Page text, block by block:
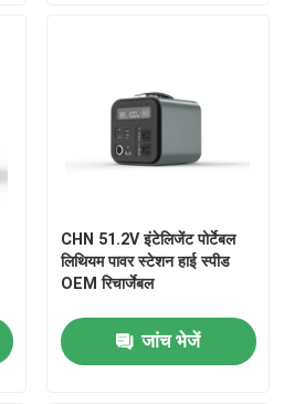
CHN 51.2V इंटेलिजेंट पोर्टेबल
लिथियम पावर स्टेशन हाई स्पीड
OEM रिचार्जेबल
जांच भेजें